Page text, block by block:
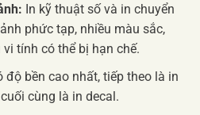
In kỹ thuật số và in chuyển
phức tạp, nhiều màu sắc,
tính có thể bị hạn chế.
độ bền cao nhất, tiếp theo là in
cùng là in decal.